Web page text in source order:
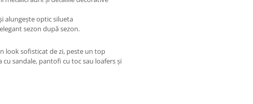
alungește optic silueta
sezon după sezon.
look sofisticat de zi, peste un top
sandale, pantofi cu toc sau loafers și